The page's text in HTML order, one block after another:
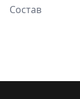
Состав